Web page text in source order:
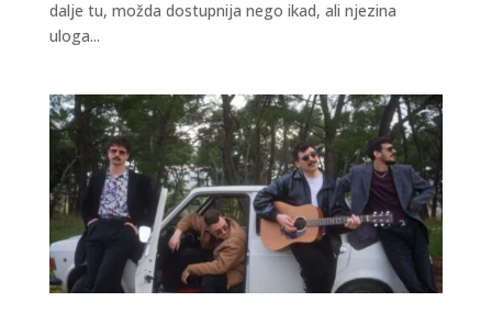
dalje tu, možda dostupnija nego ikad, ali njezina
uloga...